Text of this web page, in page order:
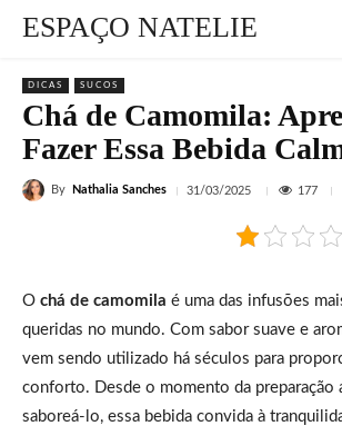
ESPAÇO NATELIE
DICAS SUCOS
Chá de Camomila:
Fazer Essa Bebida
By Nathalia Sanches 31/03/2025 177
O chá de camomila é uma das infusões
queridas no mundo. Com sabor suave e
vem sendo utilizado há séculos para
conforto. Desde o momento da preparação
saboreá-lo, essa bebida convida à